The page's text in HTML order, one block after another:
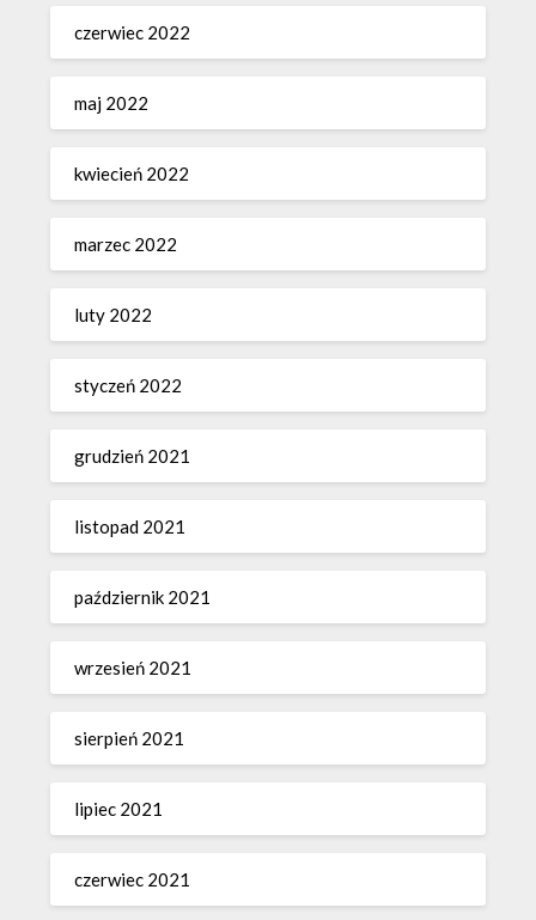
czerwiec 2022
maj 2022
kwiecień 2022
marzec 2022
luty 2022
styczeń 2022
grudzień 2021
listopad 2021
październik 2021
wrzesień 2021
sierpień 2021
lipiec 2021
czerwiec 2021